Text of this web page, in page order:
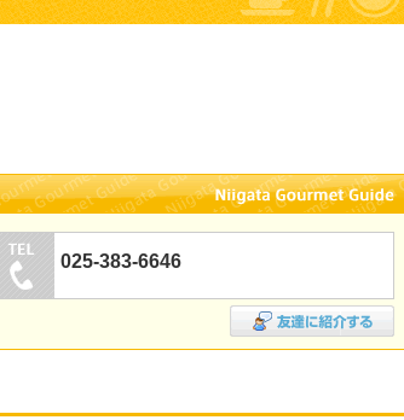
025-383-6646